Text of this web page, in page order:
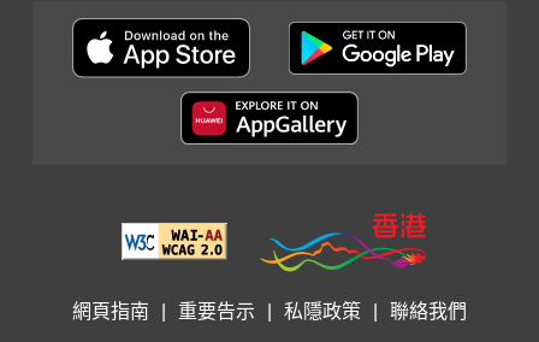
網頁指南 重要告示 私隱政策 聯絡我們